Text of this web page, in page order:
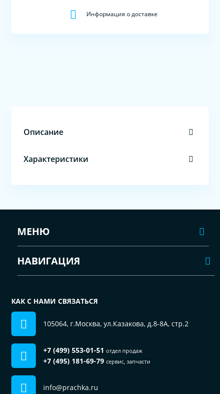
Информация о доставке
Описание
Характеристики
МЕНЮ
НАВИГАЦИЯ
КАК С НАМИ СВЯЗАТЬСЯ
105064, г.Москва, ул.Казакова, д.8-8А, стр.2
+7 (499) 553-01-51 отдел продаж
+7 (495) 181-69-79 сервис, запчасти
info@prachka.ru